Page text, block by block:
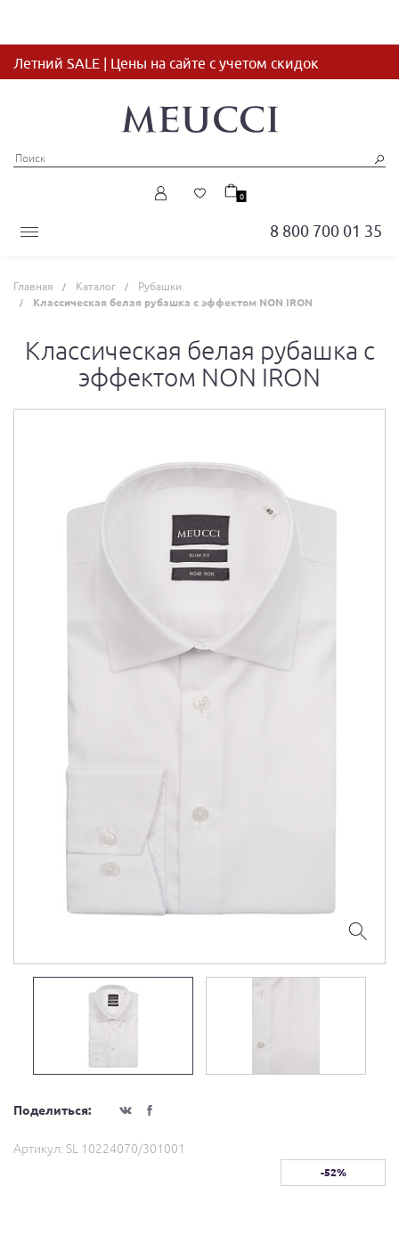
Летний SALE | Цены на сайте с учетом скидок
8 800 700 01 35
0
Главная Каталог Рубашки
Классическая белая рубашка с эффектом NON IRON
Классическая белая рубашка с
эффектом NON IRON
Поделиться:
Артикул: SL 10224070/301001
-52%